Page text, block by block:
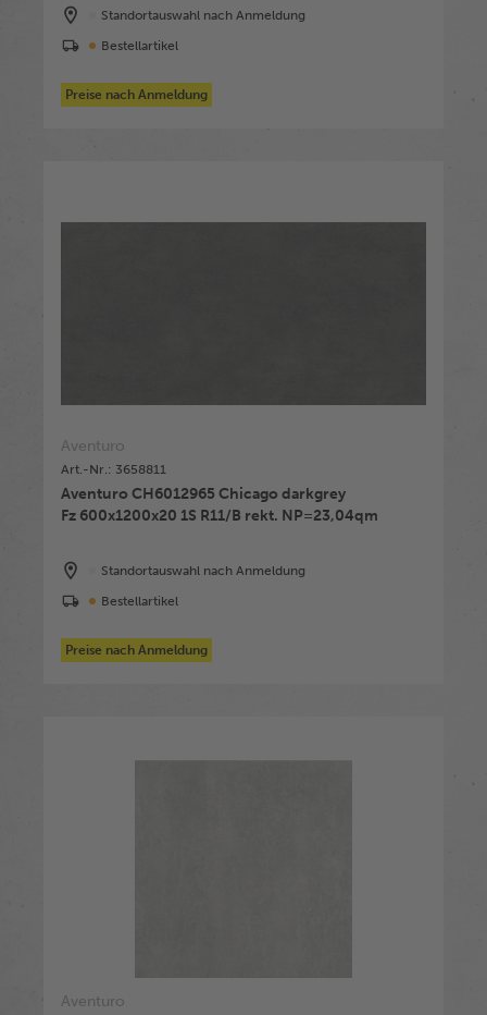
Standortauswahl nach Anmeldung
Bestellartikel
Preise nach Anmeldung
Aventuro
Art.-Nr.: 3658811
Aventuro CH6012965 Chicago darkgrey
Fz 600x1200x20 1S R11/B rekt. NP=23,04qm
Standortauswahl nach Anmeldung
Bestellartikel
Preise nach Anmeldung
Aventuro